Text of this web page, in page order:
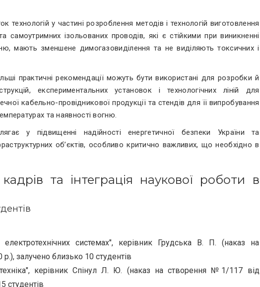
технологій у частині розроблення методів і технологій виготовлення
самоутримних ізольованих проводів, які є стійкими при виникненні
мають зменшене димогазовиділення та не виділяють токсичних і
практичні рекомендації можуть бути використані для розробки й
експериментальних установок і технологічних ліній для
кабельно-провідникової продукції та стендів для її випробування
та наявності вогню.
у підвищенні надійності енергетичної безпеки України та
об’єктів, особливо критично важливих, що необхідно в
та інтеграція наукової роботи в
електротехнічних системах", керівник Грудська В. П. (наказ на
залучено близько 10 студентів
керівник Спінул Л. Ю. (наказ на створення №1/117 від
студентів